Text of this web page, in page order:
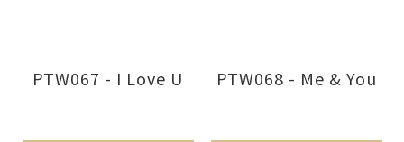
PTW067 - I Love U PTW068 - Me & You